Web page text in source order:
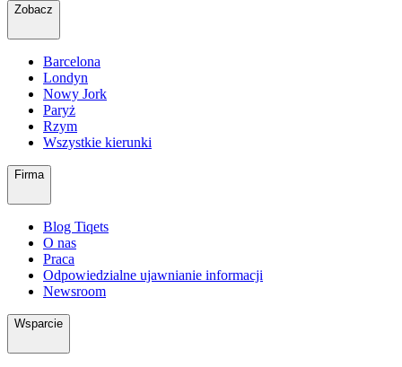
Zobacz
Barcelona
Londyn
Nowy Jork
Paryż
Rzym
Wszystkie kierunki
Firma
Blog Tiqets
O nas
Praca
Odpowiedzialne ujawnianie informacji
Newsroom
Wsparcie